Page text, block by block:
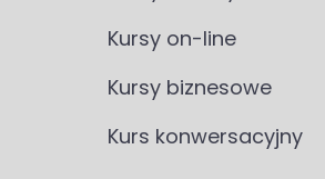
Kursy on-line
Kursy biznesowe
Kurs konwersacyjny